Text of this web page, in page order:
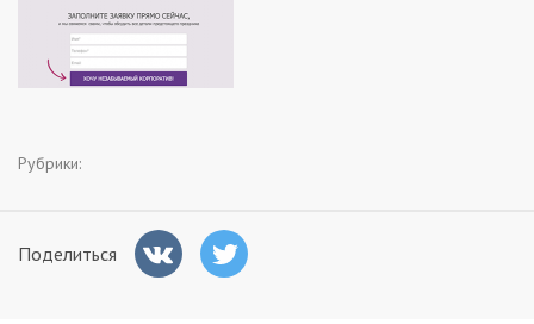
Гости
Рубрики:
Поделиться